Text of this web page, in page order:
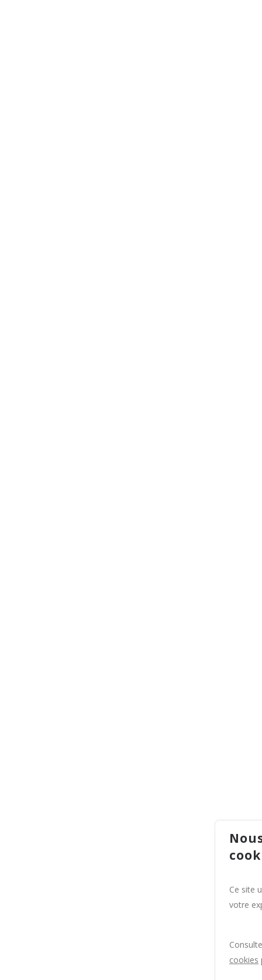
Ce site
votre
cookies